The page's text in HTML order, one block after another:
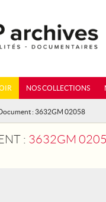
NOS COLLECTIONS
: 3632GM 02058
: 3632GM